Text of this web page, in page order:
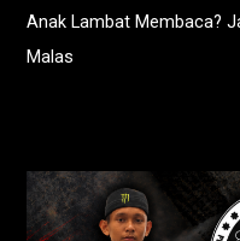
Anak Lambat Membaca?
Malas